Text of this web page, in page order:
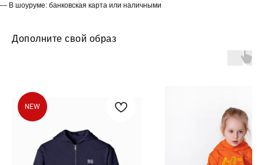
— В шоуруме: банковская карта или наличными
Дополните свой образ
NEW